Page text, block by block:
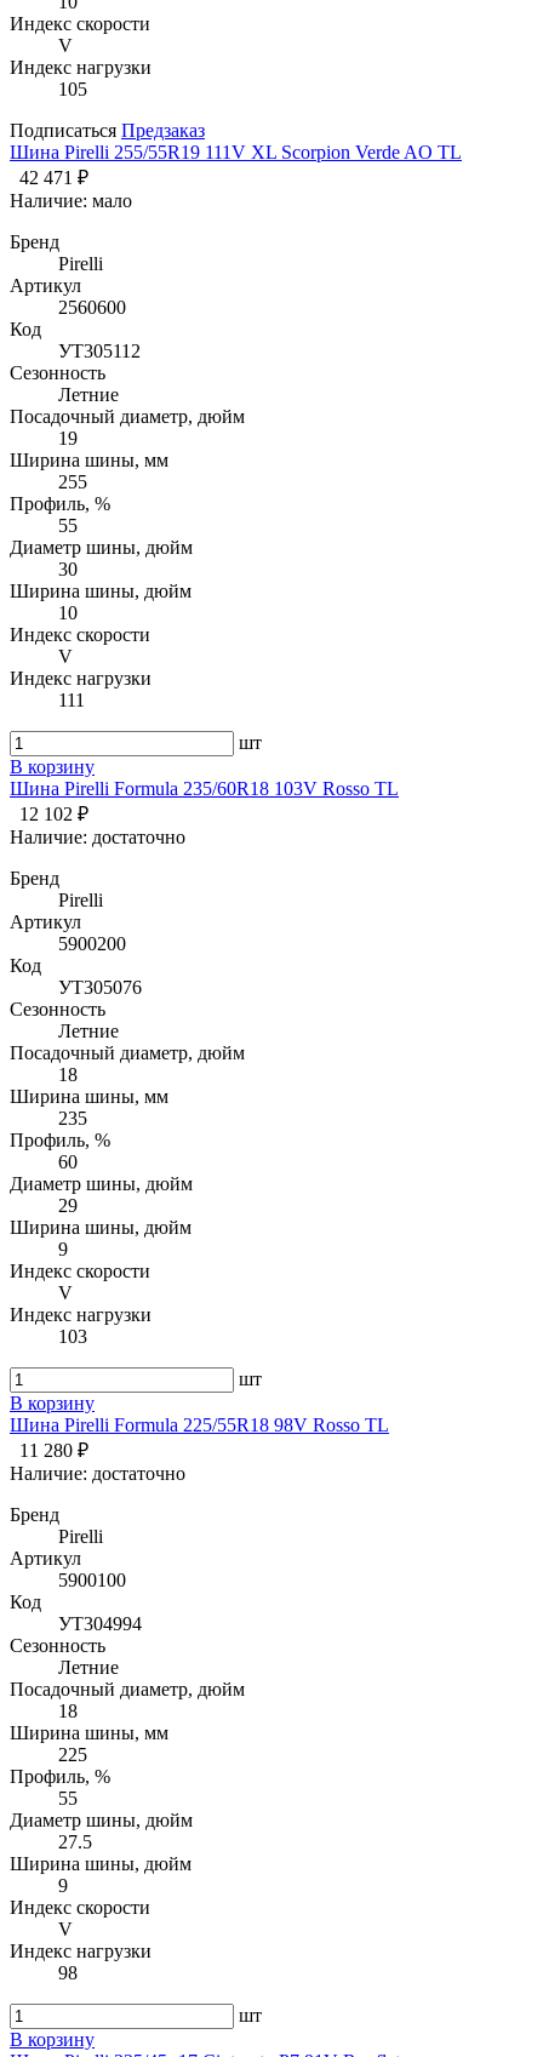
Индекс скорости
V
Индекс нагрузки
105
Подписаться Предзаказ
Шина Pirelli 255/55R19 111V XL Scorpion Verde AO TL
42 471 ₽
Наличие: мало
Бренд
Pirelli
Артикул
2560600
Код
УТ305112
Сезонность
Летние
Посадочный диаметр, дюйм
19
Ширина шины, мм
255
Профиль, %
55
Диаметр шины, дюйм
30
Ширина шины, дюйм
10
Индекс скорости
V
Индекс нагрузки
111
шт
В корзину
Шина Pirelli Formula 235/60R18 103V Rosso TL
12 102 ₽
Наличие: достаточно
Бренд
Pirelli
Артикул
5900200
Код
УТ305076
Сезонность
Летние
Посадочный диаметр, дюйм
18
Ширина шины, мм
235
Профиль, %
60
Диаметр шины, дюйм
29
Ширина шины, дюйм
9
Индекс скорости
V
Индекс нагрузки
103
шт
В корзину
Шина Pirelli Formula 225/55R18 98V Rosso TL
11 280 ₽
Наличие: достаточно
Бренд
Pirelli
Артикул
5900100
Код
УТ304994
Сезонность
Летние
Посадочный диаметр, дюйм
18
Ширина шины, мм
225
Профиль, %
55
Диаметр шины, дюйм
27.5
Ширина шины, дюйм
9
Индекс скорости
V
Индекс нагрузки
98
шт
В корзину